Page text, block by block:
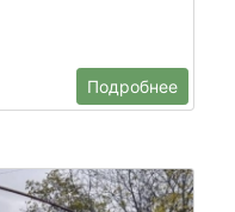
Подробнее